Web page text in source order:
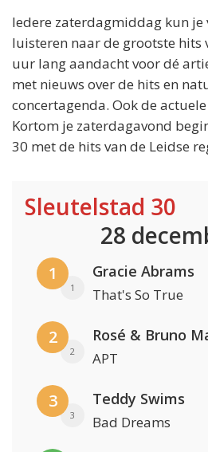
Iedere zaterdagmiddag kun je
luisteren naar de grootste hits
uur lang aandacht voor dé
met nieuws over de hits en
concertagenda. Ook de
Kortom je zaterdagavond
30 met de hits van de Leidse
Sleutelstad 30
28
1
1
Gracie Abrams
That's So True
2
2
Rosé & Bruno
APT
3
3
Teddy Swims
Bad Dreams